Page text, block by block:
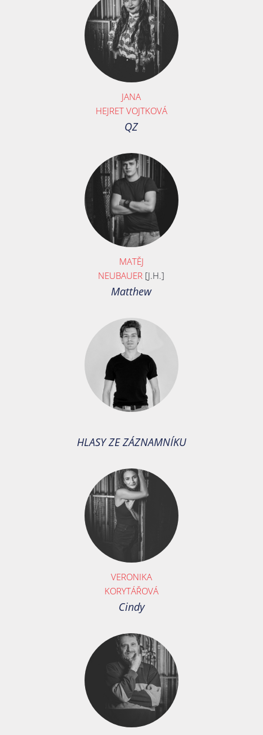
JANA
HEJRET VOJTKOVÁ
QZ
MATĚJ
NEUBAUER [J.H.]
Matthew
HLASY ZE ZÁZNAMNÍKU
VERONIKA
KORYTÁŘOVÁ
Cindy